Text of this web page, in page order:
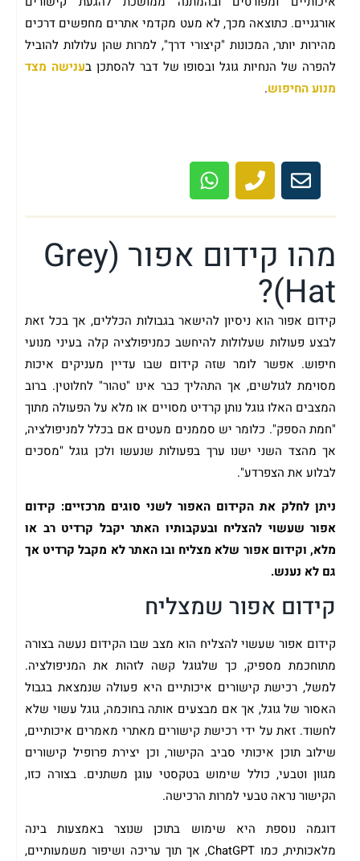
אורגניים. כתוצאה מכך, לא מעט מקדמי אתרים מחפשים דרכים
מהירות יותר, המכונות "קיצורי דרך", למרות שהן עלולות להוביל
להפרה של הנחיות גוגל ובסופו של דבר להסתכן בענישה מצד
מנוע החיפוש.
מהו קידום אפור (Grey
Hat)?
קידום אפור הוא ניסיון להישאר בגבולות הכללים, אך בכל זאת
לבצע פעולות שעלולות להיחשב כמניפולציה קלה בעיני מנועי
חיפוש. אפשר לומר שזה קידום שבו עדיין מעניקים איכות
מסוימת לגולשים, אך התהליך כבר אינו "טהור" לחלוטין. ברוב
המצבים האלו גוגל נותן קרדיט מסויים או מלא על הפעולה מתוך
"חמת הספק". כלומר יש סממנים מעטים אם בכלל למניפולציה,
אך מהצד השני ישנו ערך בפעולות שנעשו ולכן גוגל "מסכים
לבלוע את הצפרדע".
ניתן לחלק את הקידום האפור לשני סוגים מרכזיים: קידום
אפור שעשוי להצליח ובעקבותיו האתר יקבל קרדיט רב או
מלא, וקידום אפור שלא מצליח ובו האתר לא מקבל קרדיט אך
גם לא נענש.
קידום אפור שמצליח
קידום אפור שעשוי להצליח הוא מצב שבו הקידום נעשה בצורה
מתוחכמת מספיק, כך שלגוגל קשה לזהות את המניפולציה.
למשל, רכישת קישורים איכותיים היא פעולה שנמצאת בגבול
האסור של גוגל, אך אם מבצעים אותה בחוכמה, גוגל עשוי שלא
לחשוד. זאת על ידי רכישת קישורים מאתרי מאמרים איכותיים,
שילוב תוכן איכותי סביב הקישור, וכן יצירת פרופיל קישורים
מגוון וטבעי, כולל שימוש בטקסטי עוגן משתנים. בצורה כזו,
הקישור נראה טבעי למרות הרכישה.
דוגמה נוספת היא שימוש בתוכן שנוצר באמצעות בינה
מלאכותית, כמו ChatGPT, אך תוך עריכה ושיפור משמעותיים,